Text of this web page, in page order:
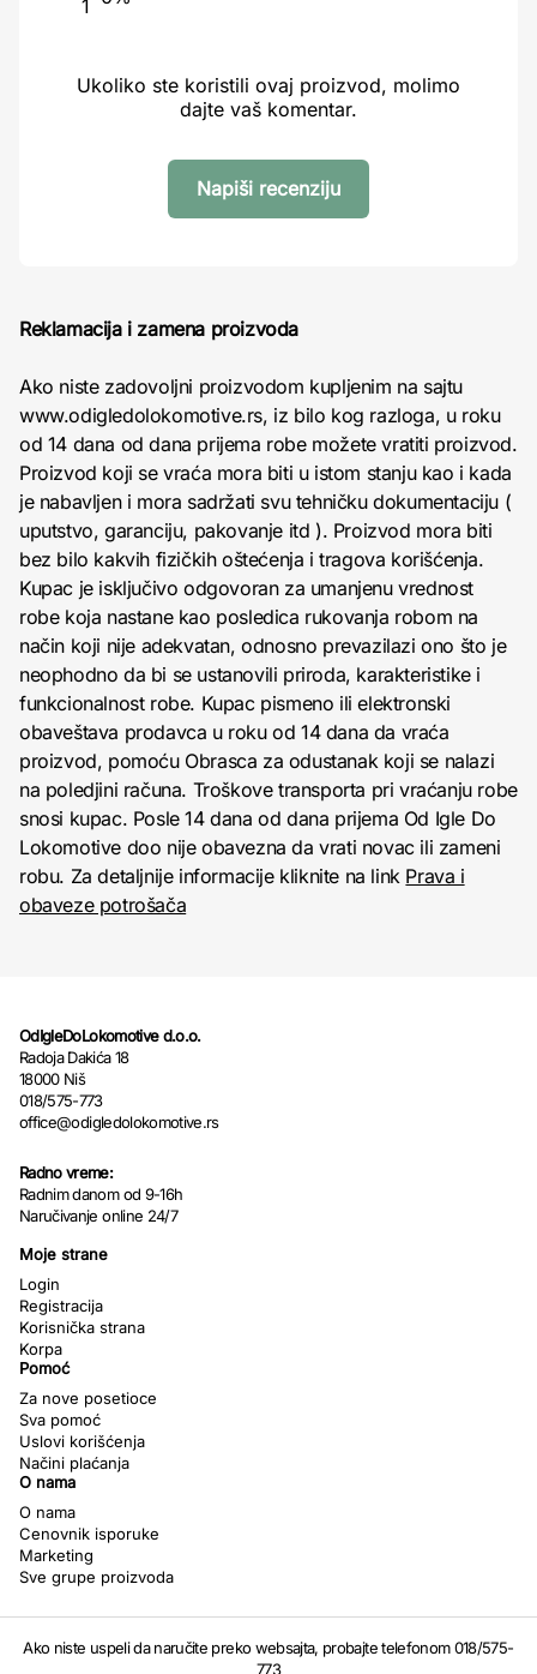
1
Ukoliko ste koristili ovaj proizvod, molimo
dajte vaš komentar.
Napiši recenziju
Reklamacija i zamena proizvoda
Ako niste zadovoljni proizvodom kupljenim na sajtu
www.odigledolokomotive.rs, iz bilo kog razloga, u roku
od 14 dana od dana prijema robe možete vratiti proizvod.
Proizvod koji se vraća mora biti u istom stanju kao i kada
je nabavljen i mora sadržati svu tehničku dokumentaciju (
uputstvo, garanciju, pakovanje itd ). Proizvod mora biti
bez bilo kakvih fizičkih oštećenja i tragova korišćenja.
Kupac je isključivo odgovoran za umanjenu vrednost
robe koja nastane kao posledica rukovanja robom na
način koji nije adekvatan, odnosno prevazilazi ono što je
neophodno da bi se ustanovili priroda, karakteristike i
funkcionalnost robe. Kupac pismeno ili elektronski
obaveštava prodavca u roku od 14 dana da vraća
proizvod, pomoću Obrasca za odustanak koji se nalazi
na poledjini računa. Troškove transporta pri vraćanju robe
snosi kupac. Posle 14 dana od dana prijema Od Igle Do
Lokomotive doo nije obavezna da vrati novac ili zameni
robu. Za detaljnije informacije kliknite na link Prava i
obaveze potrošača
OdIgleDoLokomotive d.o.o.
Radoja Dakića 18
18000 Niš
018/575-773
office@odigledolokomotive.rs
Radno vreme:
Radnim danom od 9-16h
Naručivanje online 24/7
Moje strane
Login
Registracija
Korisnička strana
Korpa
Pomoć
Za nove posetioce
Sva pomoć
Uslovi korišćenja
Načini plaćanja
O nama
O nama
Cenovnik isporuke
Marketing
Sve grupe proizvoda
Ako niste uspeli da naručite preko websajta, probajte telefonom 018/575-
773